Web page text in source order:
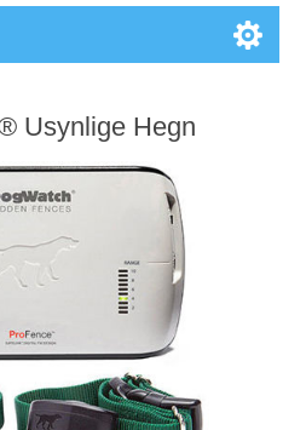
Usynlige Hegn